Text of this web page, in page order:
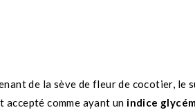
de la sève de fleur de cocotier, le
accepté comme ayant un indice